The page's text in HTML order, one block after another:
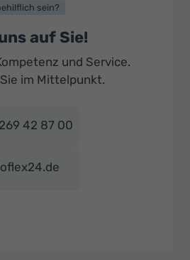
sein?
auf Sie!
und Service.
im Mittelpunkt.
42 87 00